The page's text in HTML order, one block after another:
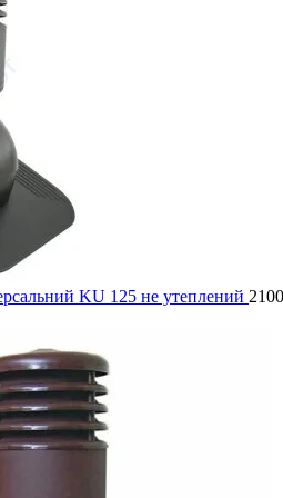
KU 125 не утеплений